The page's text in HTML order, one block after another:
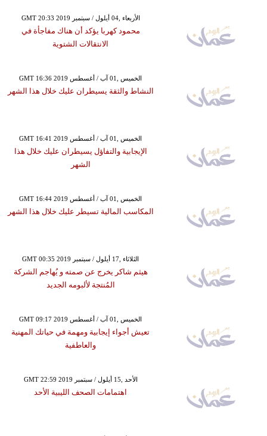
GMT 20:33 2019 الأربعاء ,04 أيلول / سبتمبر
محمود كهربا يؤكد أن هناك مفاجأة في
الانتقالات الشتوية
GMT 16:36 2019 الخميس ,01 آب / أغسطس
النشاط والثقة يسيطران عليك خلال هذا الشهر
GMT 16:41 2019 الخميس ,01 آب / أغسطس
الإيجابية والتفاؤل يسيطران عليك خلال هذا
الشهر
GMT 16:44 2019 الخميس ,01 آب / أغسطس
المكاسب المالية تسيطر عليك خلال هذا الشهر
GMT 00:35 2019 الثلاثاء ,17 أيلول / سبتمبر
هيثم شاكر يخرج عن صمته و يُهاجم الشركة
المُنتجة لألبومه الجديد
GMT 09:17 2019 الخميس ,01 آب / أغسطس
تعيش أجواء إيجابية ومهمة في حياتك المهنية
والعاطفية
GMT 22:59 2019 الأحد ,15 أيلول / سبتمبر
اهتمامات الصحف الليبية الأحد